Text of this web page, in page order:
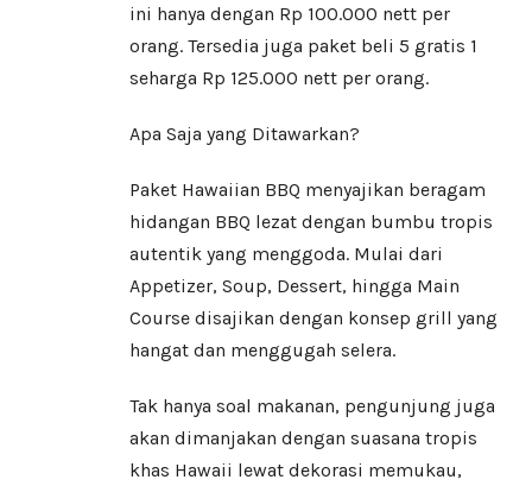
ini hanya dengan Rp 100.000 nett per
orang. Tersedia juga paket beli 5 gratis 1
seharga Rp 125.000 nett per orang.
Apa Saja yang Ditawarkan?
Paket Hawaiian BBQ menyajikan beragam
hidangan BBQ lezat dengan bumbu tropis
autentik yang menggoda. Mulai dari
Appetizer, Soup, Dessert, hingga Main
Course disajikan dengan konsep grill yang
hangat dan menggugah selera.
Tak hanya soal makanan, pengunjung juga
akan dimanjakan dengan suasana tropis
khas Hawaii lewat dekorasi memukau,